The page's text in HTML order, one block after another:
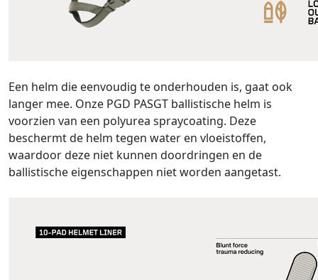
Een helm die eenvoudig te onderhouden is, gaat ook
langer mee. Onze PGD PASGT ballistische helm is
voorzien van een polyurea spraycoating. Deze
beschermt de helm tegen water en vloeistoffen,
waardoor deze niet kunnen doordringen en de
ballistische eigenschappen niet worden aangetast.